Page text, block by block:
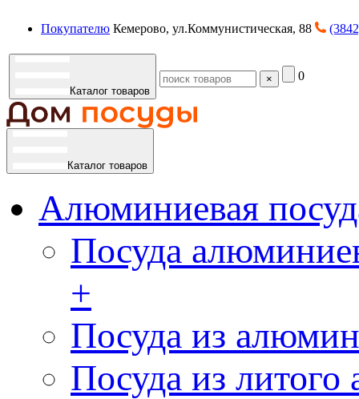
Покупателю Кемерово, ул.Коммунистическая, 88
Каталог товаров
× 0
Каталог товаров
Алюминиевая
Посуда
+
Посуда из
Посуда из